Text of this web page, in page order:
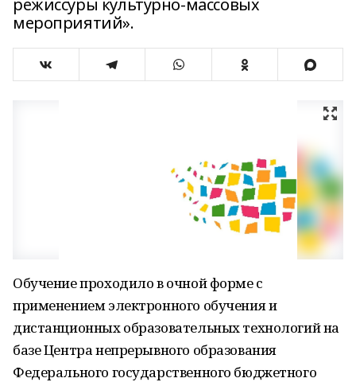
режиссуры культурно-массовых
мероприятий».
Обучение проходило в очной форме с
применением электронного обучения и
дистанционных образовательных технологий на
базе Центра непрерывного образования
Федерального государственного бюджетного